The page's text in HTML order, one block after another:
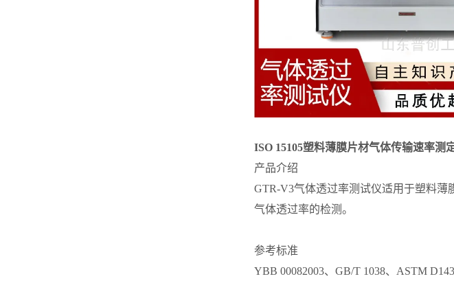
ISO 15105塑料薄膜片材气体传输速率测
产品介绍
GTR-V3气体透过率测试仪适用于塑料
气体透过率的检测。
参考标准
YBB 00082003、GB/T 1038、ASTM